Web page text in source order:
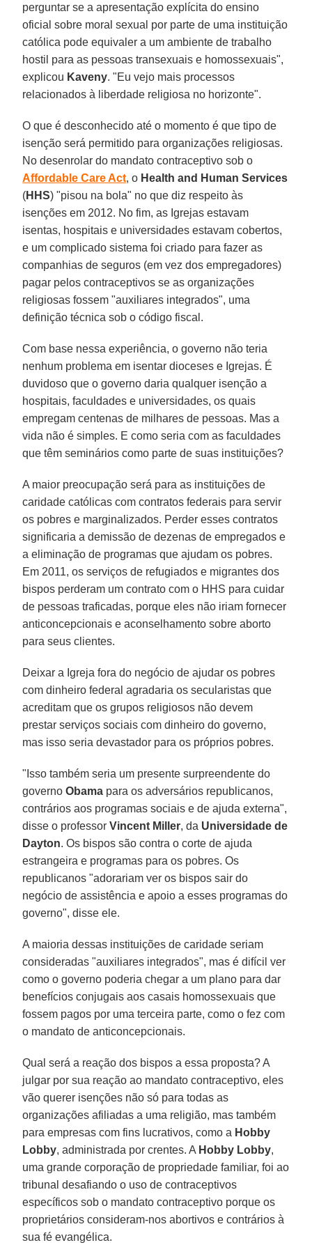
perguntar se a apresentação explícita do ensino
oficial sobre moral sexual por parte de uma instituição
católica pode equivaler a um ambiente de trabalho
hostil para as pessoas transexuais e homossexuais",
explicou Kaveny. "Eu vejo mais processos
relacionados à liberdade religiosa no horizonte".
O que é desconhecido até o momento é que tipo de
isenção será permitido para organizações religiosas.
No desenrolar do mandato contraceptivo sob o
Affordable Care Act, o Health and Human Services
(HHS) "pisou na bola" no que diz respeito às
isenções em 2012. No fim, as Igrejas estavam
isentas, hospitais e universidades estavam cobertos,
e um complicado sistema foi criado para fazer as
companhias de seguros (em vez dos empregadores)
pagar pelos contraceptivos se as organizações
religiosas fossem "auxiliares integrados", uma
definição técnica sob o código fiscal.
Com base nessa experiência, o governo não teria
nenhum problema em isentar dioceses e Igrejas. É
duvidoso que o governo daria qualquer isenção a
hospitais, faculdades e universidades, os quais
empregam centenas de milhares de pessoas. Mas a
vida não é simples. E como seria com as faculdades
que têm seminários como parte de suas instituições?
A maior preocupação será para as instituições de
caridade católicas com contratos federais para servir
os pobres e marginalizados. Perder esses contratos
significaria a demissão de dezenas de empregados e
a eliminação de programas que ajudam os pobres.
Em 2011, os serviços de refugiados e migrantes dos
bispos perderam um contrato com o HHS para cuidar
de pessoas traficadas, porque eles não iriam fornecer
anticoncepcionais e aconselhamento sobre aborto
para seus clientes.
Deixar a Igreja fora do negócio de ajudar os pobres
com dinheiro federal agradaria os secularistas que
acreditam que os grupos religiosos não devem
prestar serviços sociais com dinheiro do governo,
mas isso seria devastador para os próprios pobres.
"Isso também seria um presente surpreendente do
governoObama para os adversários republicanos,
contrários aos programas sociais e de ajuda externa",
disse o professorVincent Miller, da Universidade de
Dayton. Os bispos são contra o corte de ajuda
estrangeira e programas para os pobres. Os
republicanos "adorariam ver os bispos sair do
negócio de assistência e apoio a esses programas do
governo", disse ele.
A maioria dessas instituições de caridade seriam
consideradas "auxiliares integrados", mas é difícil ver
como o governo poderia chegar a um plano para dar
benefícios conjugais aos casais homossexuais que
fossem pagos por uma terceira parte, como o fez com
o mandato de anticoncepcionais.
Qual será a reação dos bispos a essa proposta? A
julgar por sua reação ao mandato contraceptivo, eles
vão querer isenções não só para todas as
organizações afiliadas a uma religião, mas também
para empresas com fins lucrativos, como a Hobby
Lobby, administrada por crentes. A Hobby Lobby,
uma grande corporação de propriedade familiar, foi ao
tribunal desafiando o uso de contraceptivos
específicos sob o mandato contraceptivo porque os
proprietários consideram-nos abortivos e contrários à
sua fé evangélica.